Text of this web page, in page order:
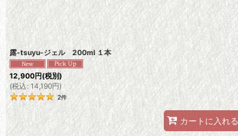
露-tsuyu-ジェル 200ml １本
12,900円(税別)
(税込 : 14,190円)
2件
カートに入れる